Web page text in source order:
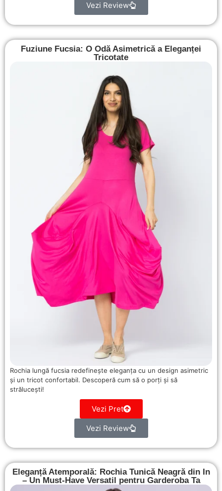
Vezi Review
Fuziune Fucsia: O Odă Asimetrică a Eleganței
Tricotate
Rochia lungă fucsia redefinește eleganța cu un design asimetric
și un tricot confortabil. Descoperă cum să o porți și să
strălucești!
Vezi Pret
Vezi Review
Eleganță Atemporală: Rochia Tunică Neagră din In
– Un Must-Have Versatil pentru Garderoba Ta